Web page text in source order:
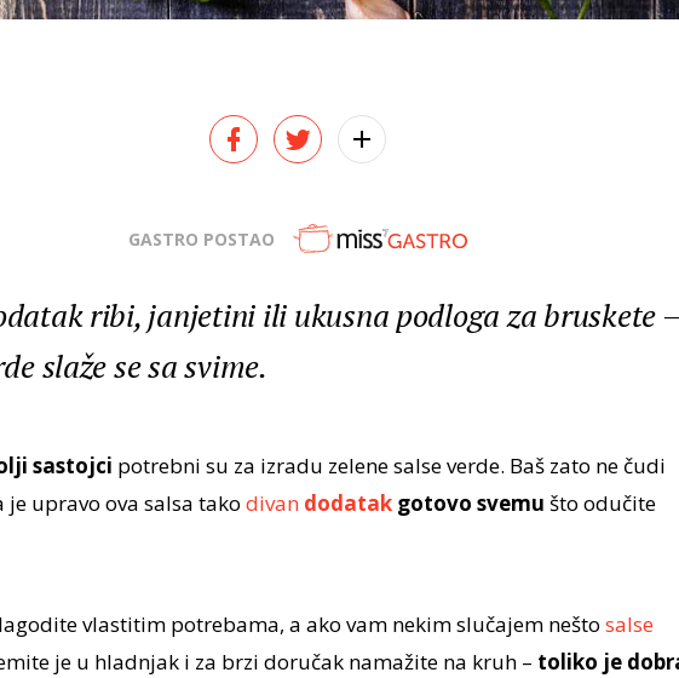
GASTRO POSTAO
ribi, janjetini ili ukusna podloga za bruskete –
slaže se sa svime.
sastojci potrebni su za izradu zelene salse verde. Baš zato ne čudi
je upravo ova salsa tako divan dodatakgotovo svemu što odučite
vlastitim potrebama, a ako vam nekim slučajem nešto salse
je u hladnjak i za brzi doručak namažite na kruh – toliko je